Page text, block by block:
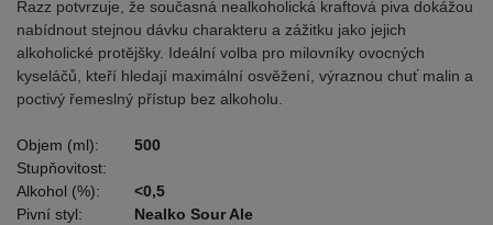
Razz potvrzuje, že současná nealkoholická kraftová piva dokážou
nabídnout stejnou dávku charakteru a zážitku jako jejich
alkoholické protějšky. Ideální volba pro milovníky ovocných
kyseláčů, kteří hledají maximální osvěžení, výraznou chuť malin a
poctivý řemeslný přístup bez alkoholu.
Objem (ml):
500
Stupňovitost:
Alkohol (%):
<0,5
Pivní styl:
Nealko Sour Ale